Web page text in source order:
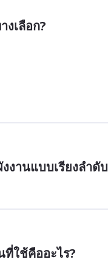
เลือก?
งานแบบเรียงลำดับ
ที่ใช้คืออะไร?